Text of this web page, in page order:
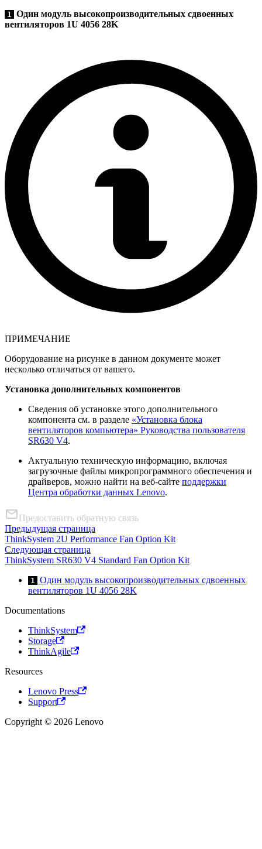
1
Один модуль высокопроизводительных сдвоенных
вентиляторов 1U 4056 28K
ПРИМЕЧАНИЕ
Оборудование на рисунке в данном документе может
несколько отличаться от вашего.
Установка дополнительных компонентов
Сведения об установке этого дополнительного
компонента см. в разделе «Установка блока
вентиляторов компьютера» Руководства пользователя
SR630 V4.
Актуальную техническую информацию, включая
загрузочные файлы микропрограммного обеспечения и
драйверов, можно найти на веб-сайте поддержки
Центра обработки данных Lenovo.
Предоставить обратную связь
Предыдущая страница
ThinkSystem 2U Performance Fan Option Kit
Следующая страница
ThinkSystem SR630 V4 Standard Fan Option Kit
1
Один модуль высокопроизводительных сдвоенных
вентиляторов 1U 4056 28K
Documentations
ThinkSystem
Storage
ThinkAgile
Resources
Lenovo Press
Support
Copyright © 2026 Lenovo